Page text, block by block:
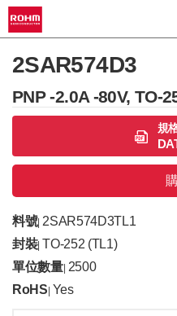
2SAR574D3
PNP -2.0A -80V, TO-
規
料號|2SAR574D3TL1
封裝| TO-252 (TL1)
單位數量| 2500
RoHS Yes